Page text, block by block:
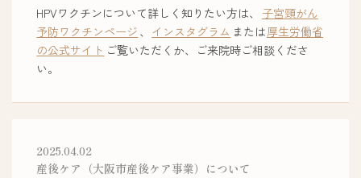
HPVワクチンについて詳しく知りたい方は、
子宮頸がん
予防ワクチンページ 、 インスタグラム または厚生労働省
の公式サイト ご覧いただくか、ご来院時ご相談くださ
い。
2025.04.02
産後ケア（大阪市産後ケア事業）について